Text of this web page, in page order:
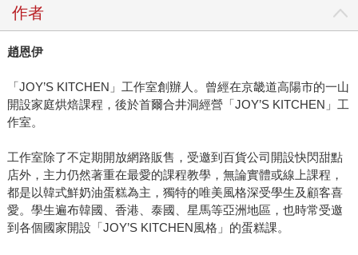
作者
趙恩伊
「JOY’S KITCHEN」工作室創辦人。曾經在京畿道高陽市的一山
開設家庭烘焙課程，後於首爾合井洞經營「JOY’S KITCHEN」工
作室。
工作室除了不定期開放網路販售，受邀到百貨公司開設快閃甜點
店外，主力仍然著重在最愛的課程教學，無論實體或線上課程，
都是以韓式鮮奶油蛋糕為主，獨特的唯美風格深受學生及顧客喜
愛。學生遍布韓國、香港、泰國、星馬等亞洲地區，也時常受邀
到各個國家開設「JOY’S KITCHEN風格」的蛋糕課。